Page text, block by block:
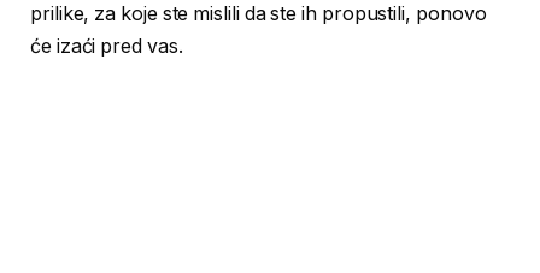
prilike, za koje ste mislili da ste ih propustili, ponovo
će izaći pred vas.